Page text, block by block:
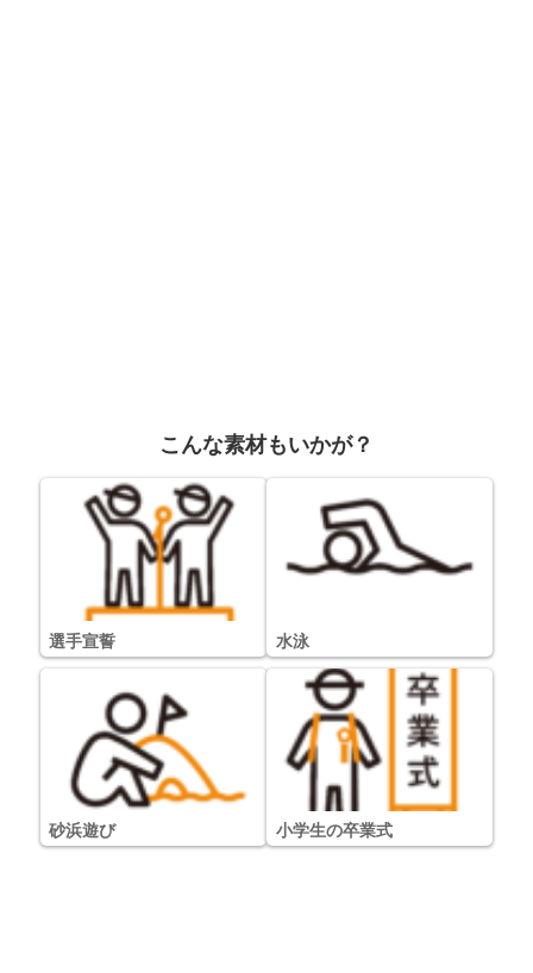
こんな素材もいかが？
選手宣誓 水泳
砂浜遊び 小学生の卒業式